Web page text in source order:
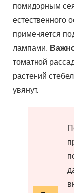
помидорным
естественного
применяется
лампами.
томатной
растений
увянут.